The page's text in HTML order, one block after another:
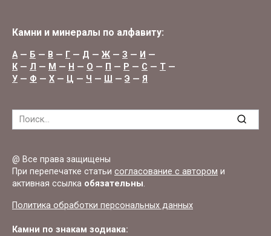
Камни и минералы по алфавиту:
А— Б — В — Г — Д — Ж — З — И —
К — Л — М — Н — О — П — Р — С — Т —
У — Ф — Х — Ц — Ч — Ш — Э — Я
Search
for:
@ Все права защищены
При перепечатке статьи согласование с автором и
активная ссылка обязательны.
Политика обработки персональных данных
Камни по знакам зодиака: